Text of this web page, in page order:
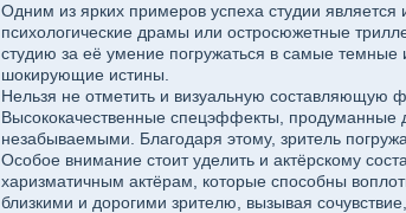
Одним из ярких примеров успеха студии
психологические драмы или остросюжетные
студию за её умение погружаться в самые
шокирующие истины.
Нельзя не отметить и визуальную составляющую
Высококачественные спецэффекты, продуманные
незабываемыми. Благодаря этому, зритель
Особое внимание стоит уделить и актёрскому
харизматичным актёрам, которые способны
близкими и дорогими зрителю, вызывая